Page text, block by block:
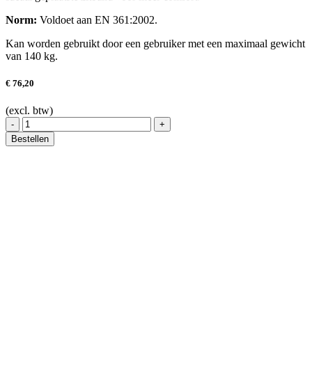
Norm: Voldoet aan EN 361:2002.
Kan worden gebruikt door een gebruiker met een maximaal gewicht
van 140 kg.
€ 76,20
(excl. btw)
-
FULL
BODY
HARNESS
+
Bestellen